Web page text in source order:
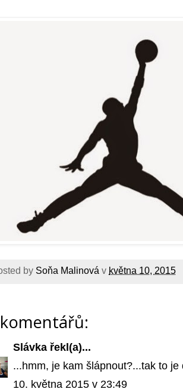
by Soňa Malinová v května 10, 2015
Slávka řekl(a)...
...hmm, je kam šlápnout?...tak to
10. května 2015 v 23:49